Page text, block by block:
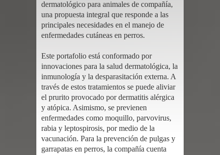
dermatológico para animales de compañía,
una propuesta integral que responde a las
principales necesidades en el manejo de
enfermedades cutáneas en perros.
Este portafolio está conformado por
innovaciones para la salud dermatológica, la
inmunología y la desparasitación externa. A
través de estos tratamientos se puede aliviar
el prurito provocado por dermatitis alérgica
y atópica. Asimismo, se previenen
enfermedades como moquillo, parvovirus,
rabia y leptospirosis, por medio de la
vacunación. Para la prevención de pulgas y
garrapatas en perros, la compañía cuenta